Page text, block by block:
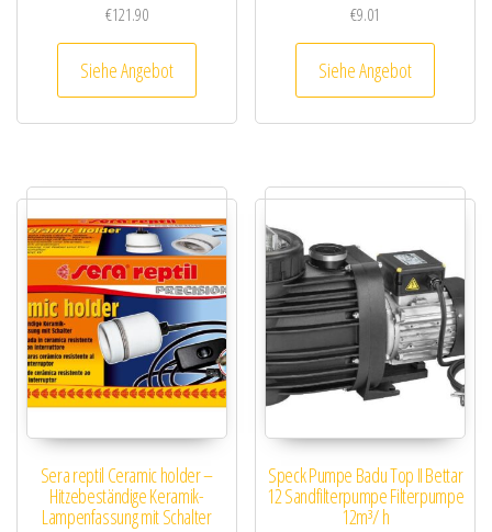
€121.90
Siehe Angebot
€9.01
Siehe Angebot
Sera reptil Ceramic holder –
Hitzebeständige Keramik-
Lampenfassung mit Schalter
Speck Pumpe Badu Top II Bettar
12 Sandfilterpumpe Filterpumpe
12m³/ h